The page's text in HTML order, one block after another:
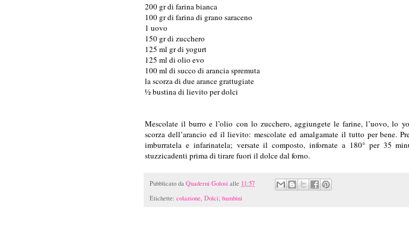
200 gr di farina bianca
100 gr di farina di grano saraceno
1 uovo
150 gr di zucchero
125 ml gr di yogurt
125 ml di olio evo
100 ml di succo di arancia spremuta
la scorza di due arance grattugiate
½ bustina di lievito per dolci
Mescolate il burro e l’olio con lo zucchero, aggiungete le farine, l’uovo, lo
scorza dell’arancio ed il lievito: mescolate ed amalgamate il tutto per bene.
imburratela e infarinatela; versate il composto, infornate a 180° per 35
stuzzicadenti prima di tirare fuori il dolce dal forno.
Pubblicato da Quaderni Golosi alle 11:57
Etichette: colazione, Dolci; bambini